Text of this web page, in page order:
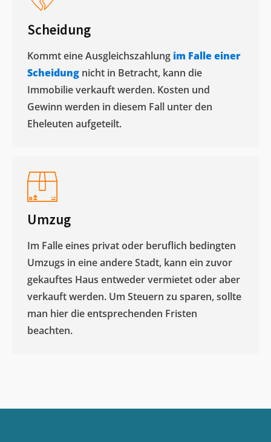
Scheidung
Kommt eine Ausgleichszahlung im Falle einer
Scheidung nicht in Betracht, kann die
Immobilie verkauft werden. Kosten und
Gewinn werden in diesem Fall unter den
Eheleuten aufgeteilt.​
Umzug
Im Falle eines privat oder beruflich bedingten
Umzugs in eine andere Stadt, kann ein zuvor
gekauftes Haus entweder vermietet oder aber
verkauft werden. Um Steuern zu sparen, sollte
man hier die entsprechenden Fristen
beachten.